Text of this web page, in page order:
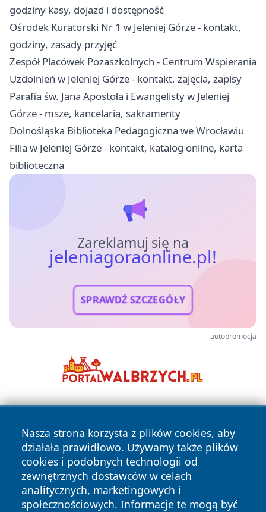
godziny kasy, dojazd i dostępność
Ośrodek Kuratorski Nr 1 w Jeleniej Górze - kontakt,
godziny, zasady przyjęć
Zespół Placówek Pozaszkolnych - Centrum Wspierania
Uzdolnień w Jeleniej Górze - kontakt, zajęcia, zapisy
Parafia św. Jana Apostoła i Ewangelisty w Jeleniej
Górze - msze, kancelaria, sakramenty
Dolnośląska Biblioteka Pedagogiczna we Wrocławiu
Filia w Jeleniej Górze - kontakt, katalog online, karta
biblioteczna
Zareklamuj się na
jeleniagoraonline.pl!
SPRAWDŹ SZCZEGÓŁY
autopromocja
Nasza strona korzysta z plików cookies, aby
działała prawidłowo. Używamy także plików
cookies i podobnych technologii od
zewnętrznych dostawców w celach
analitycznych, marketingowych i
społecznościowych. Informacje te mogą być
Copyright © 2026 jeleniagoraonline.pl Wszystkie prawa
zastrzeżone.